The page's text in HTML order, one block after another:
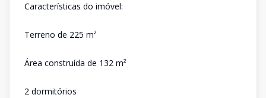
Características do imóvel:
Terreno de 225 m²
Área construída de 132 m²
2 dormitórios